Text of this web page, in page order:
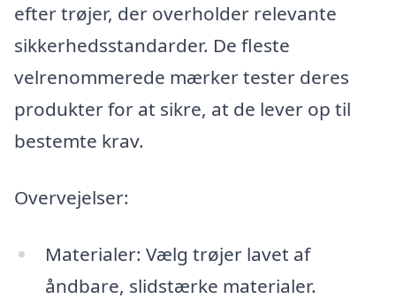
efter trøjer, der overholder relevante
sikkerhedsstandarder. De fleste
velrenommerede mærker tester deres
produkter for at sikre, at de lever op til
bestemte krav.
Overvejelser:
Materialer: Vælg trøjer lavet af
åndbare, slidstærke materialer.